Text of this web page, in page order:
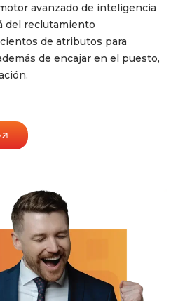
avanzado de inteligencia
del reclutamiento
de atributos para
de encajar en el puesto,